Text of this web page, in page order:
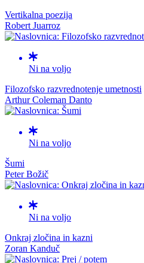
Vertikalna poezija
Robert Juarroz
Ni na voljo
Filozofsko razvrednotenje umetnosti
Arthur Coleman Danto
Ni na voljo
Šumi
Peter Božič
Ni na voljo
Onkraj zločina in kazni
Zoran Kanduč